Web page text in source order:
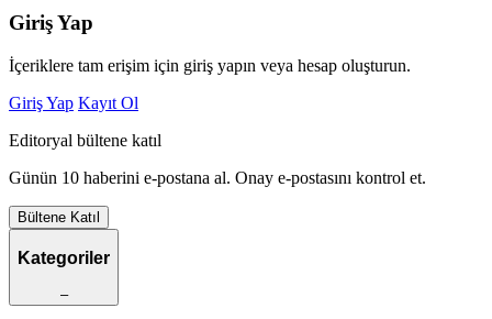
Giriş Yap
İçeriklere tam erişim için giriş yapın veya hesap oluşturun.
Giriş Yap Kayıt Ol
Editoryal bültene katıl
Günün 10 haberini e-postana al. Onay e-postasını kontrol et.
Bültene Katıl
Kategoriler
–